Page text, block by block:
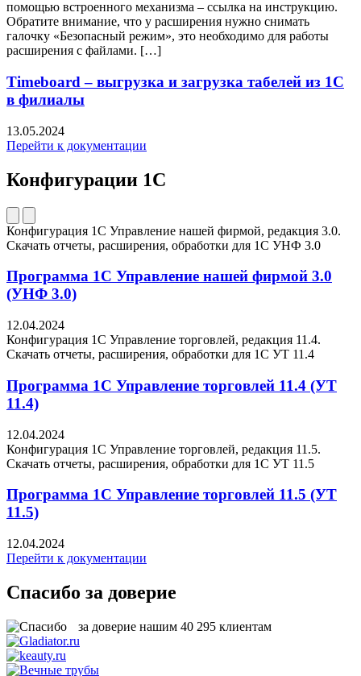
помощью встроенного механизма – ссылка на инструкцию.
Обратите внимание, что у расширения нужно снимать
галочку «Безопасный режим», это необходимо для работы
расширения с файлами. […]
Timeboard – выгрузка и загрузка табелей из 1С
в филиалы
13.05.2024
Перейти к документации
Конфигурации 1С
Конфигурация 1С Управление нашей фирмой, редакция 3.0.
Скачать отчеты, расширения, обработки для 1C УНФ 3.0
Программа 1С Управление нашей фирмой 3.0
(УНФ 3.0)
12.04.2024
Конфигурация 1С Управление торговлей, редакция 11.4.
Скачать отчеты, расширения, обработки для 1C УТ 11.4
Программа 1С Управление торговлей 11.4 (УТ
11.4)
12.04.2024
Конфигурация 1С Управление торговлей, редакция 11.5.
Скачать отчеты, расширения, обработки для 1C УТ 11.5
Программа 1С Управление торговлей 11.5 (УТ
11.5)
12.04.2024
Перейти к документации
Спасибо за доверие
за доверие нашим 40 295 клиентам